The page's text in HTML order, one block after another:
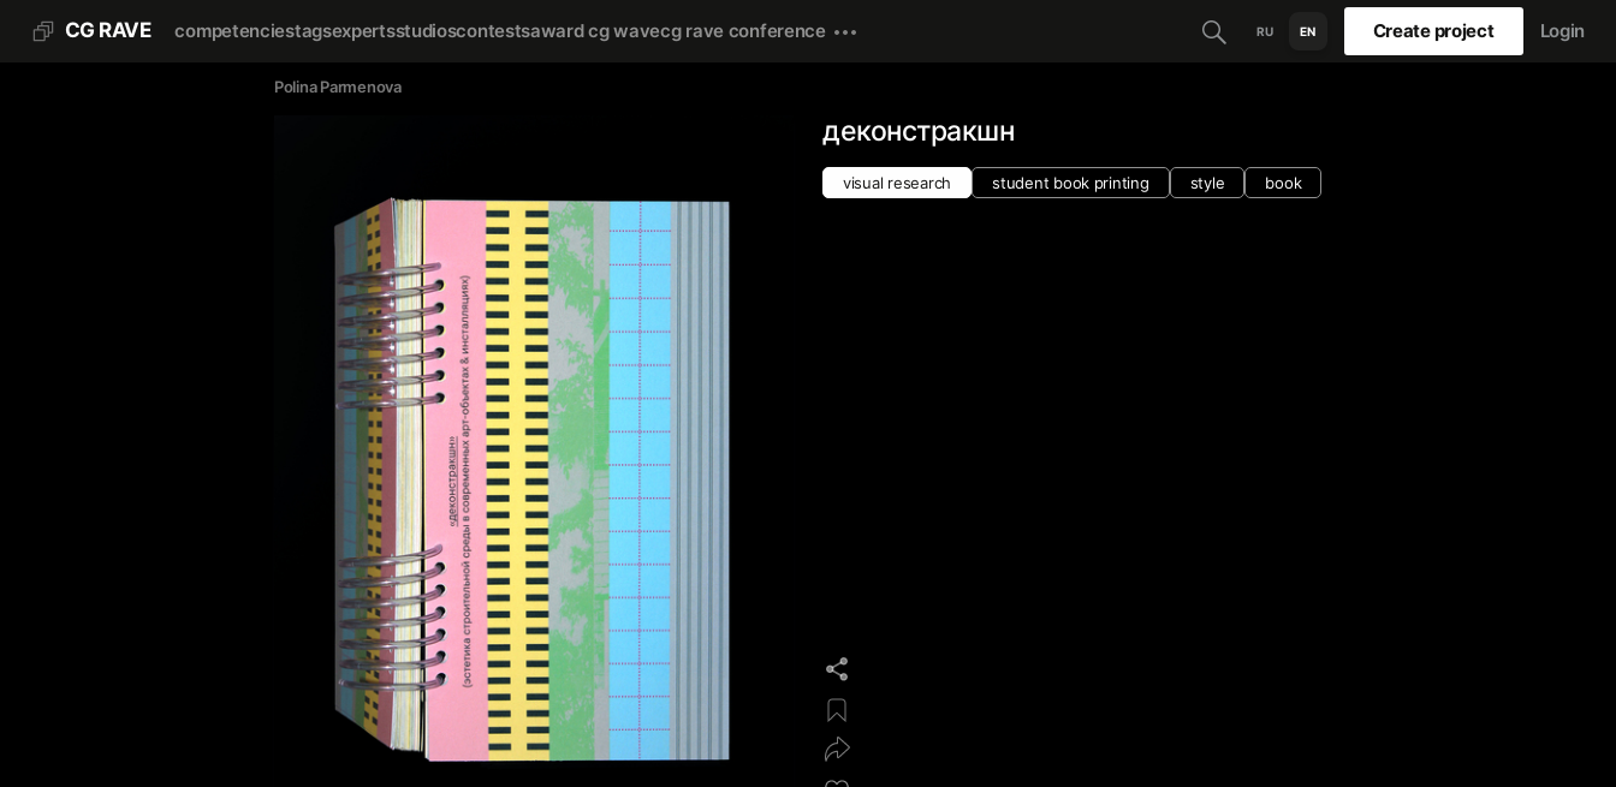
CG RAVE competenciestagsexpertsstudioscontestsaward cg wavecg rave conference RU EN Create project Login
Polina Parmenova
деконстракшн
visual research student book printing style book